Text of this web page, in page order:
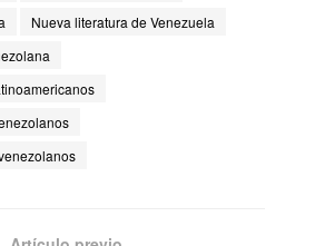
Nueva literatura de Venezuela